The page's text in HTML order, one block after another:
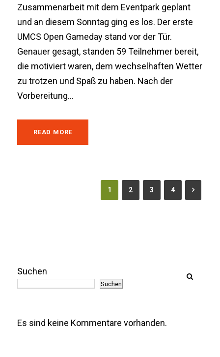
Zusammenarbeit mit dem Eventpark geplant
und an diesem Sonntag ging es los. Der erste
UMCS Open Gameday stand vor der Tür.
Genauer gesagt, standen 59 Teilnehmer bereit,
die motiviert waren, dem wechselhaften Wetter
zu trotzen und Spaß zu haben. Nach der
Vorbereitung...
READ MORE
1 2 3 4
Suchen
Suchen
Es sind keine Kommentare vorhanden.